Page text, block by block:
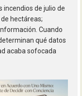
incendios de julio de
hectáreas;
Cuando
qué datos
acaba sofocada